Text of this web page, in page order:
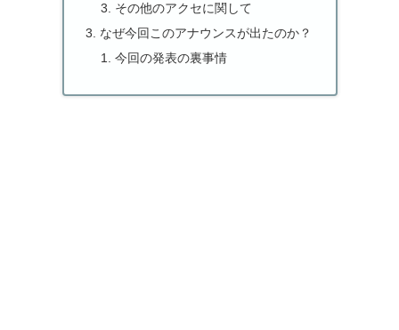
その他のアクセに関して
なぜ今回このアナウンスが出たのか？
今回の発表の裏事情